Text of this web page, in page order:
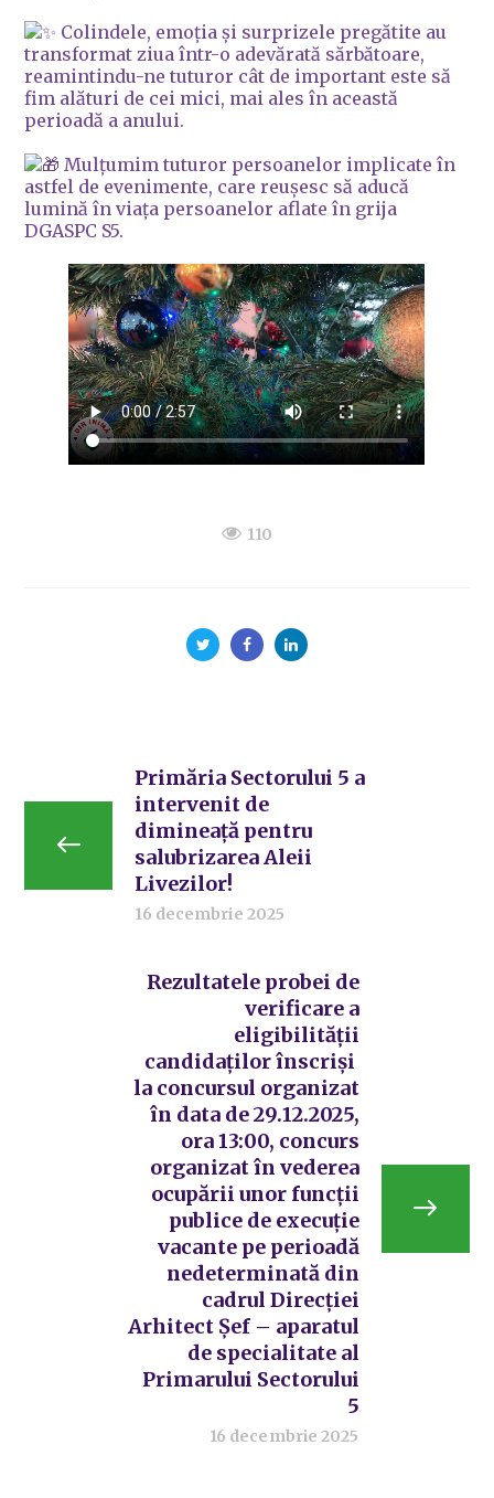
Colindele, emoția și surprizele pregătite au
transformat ziua într-o adevărată sărbătoare,
reamintindu-ne tuturor cât de important este să
fim alături de cei mici, mai ales în această
perioadă a anului.
Mulțumim tuturor persoanelor implicate în
astfel de evenimente, care reușesc să aducă
lumină în viața persoanelor aflate în grija
DGASPC S5.
110
Primăria Sectorului 5 a
intervenit de
dimineață pentru
salubrizarea Aleii
Livezilor!
16 decembrie 2025
Rezultatele probei de
verificare a
eligibilităţii
candidaţilor înscriși
la concursul organizat
în data de 29.12.2025,
ora 13:00, concurs
organizat în vederea
ocupării unor funcții
publice de execuție
vacante pe perioadă
nedeterminată din
cadrul Direcției
Arhitect Șef – aparatul
de specialitate al
Primarului Sectorului
5
16 decembrie 2025